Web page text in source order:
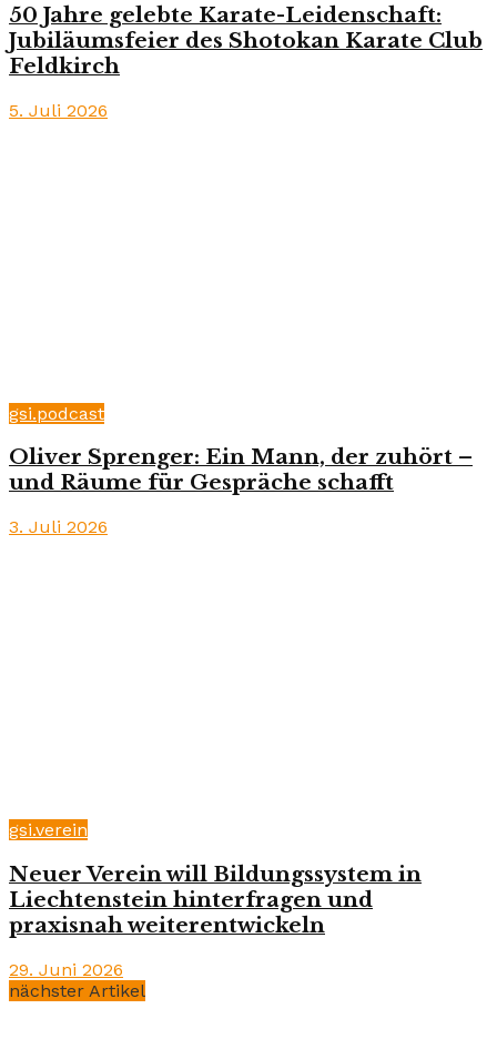
50 Jahre gelebte Karate-Leidenschaft:
Jubiläumsfeier des Shotokan Karate Club
Feldkirch
5. Juli 2026
gsi.podcast
Oliver Sprenger: Ein Mann, der zuhört –
und Räume für Gespräche schafft
3. Juli 2026
gsi.verein
Neuer Verein will Bildungssystem in
Liechtenstein hinterfragen und
praxisnah weiterentwickeln
29. Juni 2026
nächster Artikel